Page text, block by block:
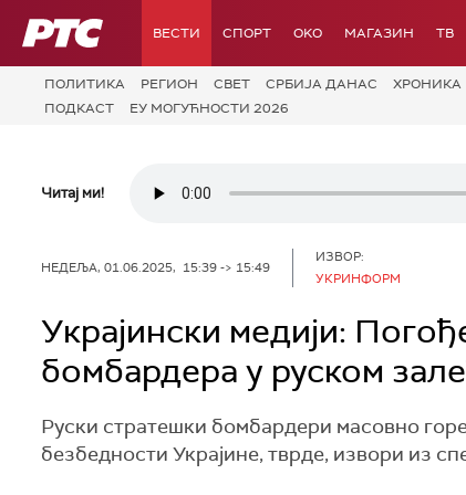
РТС ВЕСТИ СПОРТ OKO МАГАЗИН ТВ
ПОЛИТИКА РЕГИОН СВЕТ СРБИЈА ДАНАС ХРОНИКА
ПОДКАСТ
ЕУ МОГУЋНОСТИ 2026
Читај ми!
НЕДЕЉА, 01.06.2025, 15:39 -> 15:49
ИЗВОР:
УКРИНФОРМ
Украјински медији:
бомбардера у руском
Руски стратешки бомбардери масовно
безбедности Украјине, тврде, извори из